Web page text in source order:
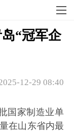
“冠军企
12-29 08:40
国家制造业单
在山东省内最